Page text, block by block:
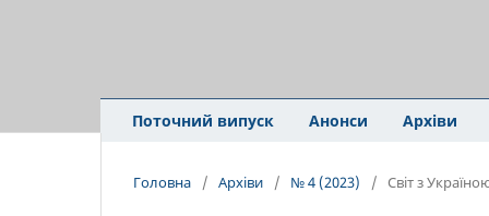
Поточний випуск Анонси Архіви
Головна / Архіви / № 4 (2023) / Світ з